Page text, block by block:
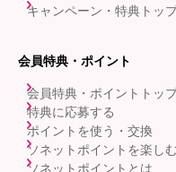
キャンペーン・特典トッ
会員特典・ポイント
会員特典・ポイントトッ
特典に応募する
ポイントを使う・交換
ソネットポイントを楽しむ
ソネットポイントとは